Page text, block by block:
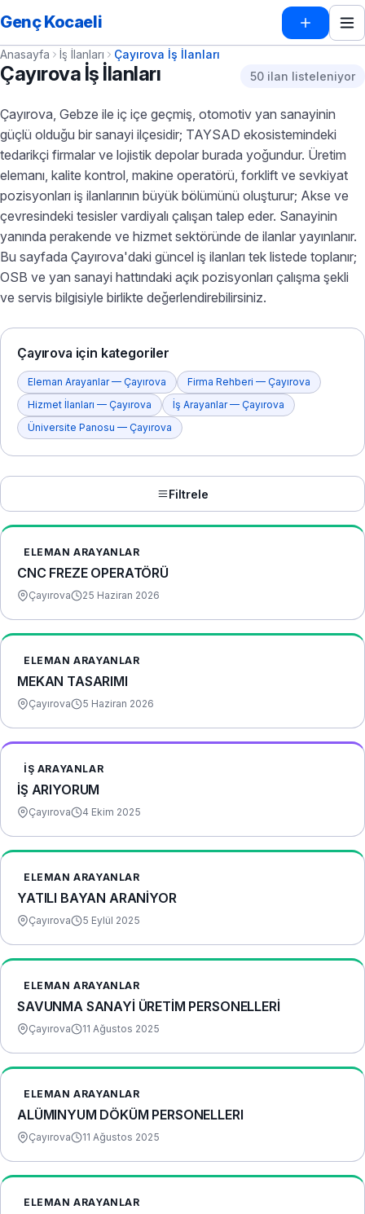
Genç Kocaeli
Anasayfa İş İlanları Çayırova İş İlanları
Çayırova İş İlanları 50 ilan listeleniyor
Çayırova, Gebze ile iç içe geçmiş, otomotiv yan sanayinin
güçlü olduğu bir sanayi ilçesidir; TAYSAD ekosistemindeki
tedarikçi firmalar ve lojistik depolar burada yoğundur. Üretim
elemanı, kalite kontrol, makine operatörü, forklift ve sevkiyat
pozisyonları iş ilanlarının büyük bölümünü oluşturur; Akse ve
çevresindeki tesisler vardiyalı çalışan talep eder. Sanayinin
yanında perakende ve hizmet sektöründe de ilanlar yayınlanır.
Bu sayfada Çayırova'daki güncel iş ilanları tek listede toplanır;
OSB ve yan sanayi hattındaki açık pozisyonları çalışma şekli
ve servis bilgisiyle birlikte değerlendirebilirsiniz.
Çayırova için kategoriler
Eleman Arayanlar — Çayırova
Firma Rehberi — Çayırova
Hizmet İlanları — Çayırova
İş Arayanlar — Çayırova
Üniversite Panosu — Çayırova
Filtrele
ELEMAN ARAYANLAR
CNC FREZE OPERATÖRÜ
Çayırova 25 Haziran 2026
ELEMAN ARAYANLAR
MEKAN TASARIMI
Çayırova 5 Haziran 2026
İŞ ARAYANLAR
İŞ ARIYORUM
Çayırova 4 Ekim 2025
ELEMAN ARAYANLAR
YATILI BAYAN ARANİYOR
Çayırova 5 Eylül 2025
ELEMAN ARAYANLAR
SAVUNMA SANAYİ̇ ÜRETİ̇M PERSONELLERİ̇
Çayırova 11 Ağustos 2025
ELEMAN ARAYANLAR
ALÜMINYUM DÖKÜM PERSONELLERI
Çayırova 11 Ağustos 2025
ELEMAN ARAYANLAR